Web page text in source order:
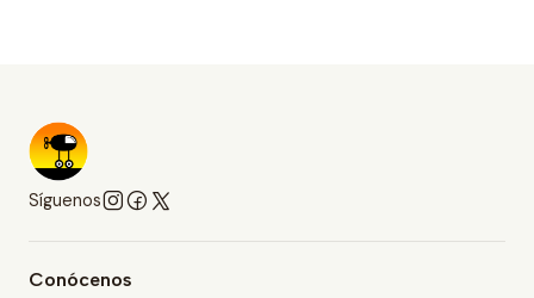
Síguenos
Conócenos